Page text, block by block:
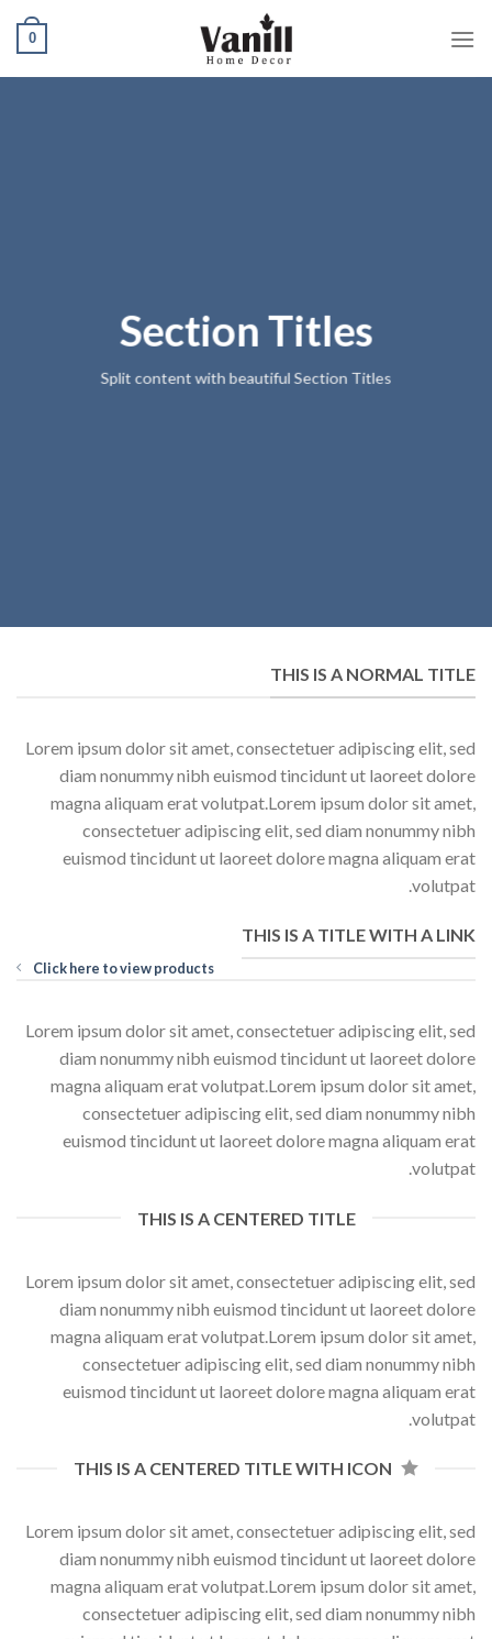
0
Section Titles
Split content with beautiful Section Titles
THIS IS A NORMAL TITLE
Lorem ipsum dolor sit amet, consectetuer adipiscing elit, sed
diam nonummy nibh euismod tincidunt ut laoreet dolore
magna aliquam erat volutpat.Lorem ipsum dolor sit amet,
consectetuer adipiscing elit, sed diam nonummy nibh
euismod tincidunt ut laoreet dolore magna aliquam erat
volutpat.
THIS IS A TITLE WITH A LINK
Click here to view products
Lorem ipsum dolor sit amet, consectetuer adipiscing elit, sed
diam nonummy nibh euismod tincidunt ut laoreet dolore
magna aliquam erat volutpat.Lorem ipsum dolor sit amet,
consectetuer adipiscing elit, sed diam nonummy nibh
euismod tincidunt ut laoreet dolore magna aliquam erat
volutpat.
THIS IS A CENTERED TITLE
Lorem ipsum dolor sit amet, consectetuer adipiscing elit, sed
diam nonummy nibh euismod tincidunt ut laoreet dolore
magna aliquam erat volutpat.Lorem ipsum dolor sit amet,
consectetuer adipiscing elit, sed diam nonummy nibh
euismod tincidunt ut laoreet dolore magna aliquam erat
volutpat.
THIS IS A CENTERED TITLE WITH ICON
Lorem ipsum dolor sit amet, consectetuer adipiscing elit, sed
diam nonummy nibh euismod tincidunt ut laoreet dolore
magna aliquam erat volutpat.Lorem ipsum dolor sit amet,
consectetuer adipiscing elit, sed diam nonummy nibh